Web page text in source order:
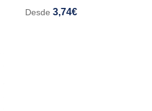
Desde3,74€